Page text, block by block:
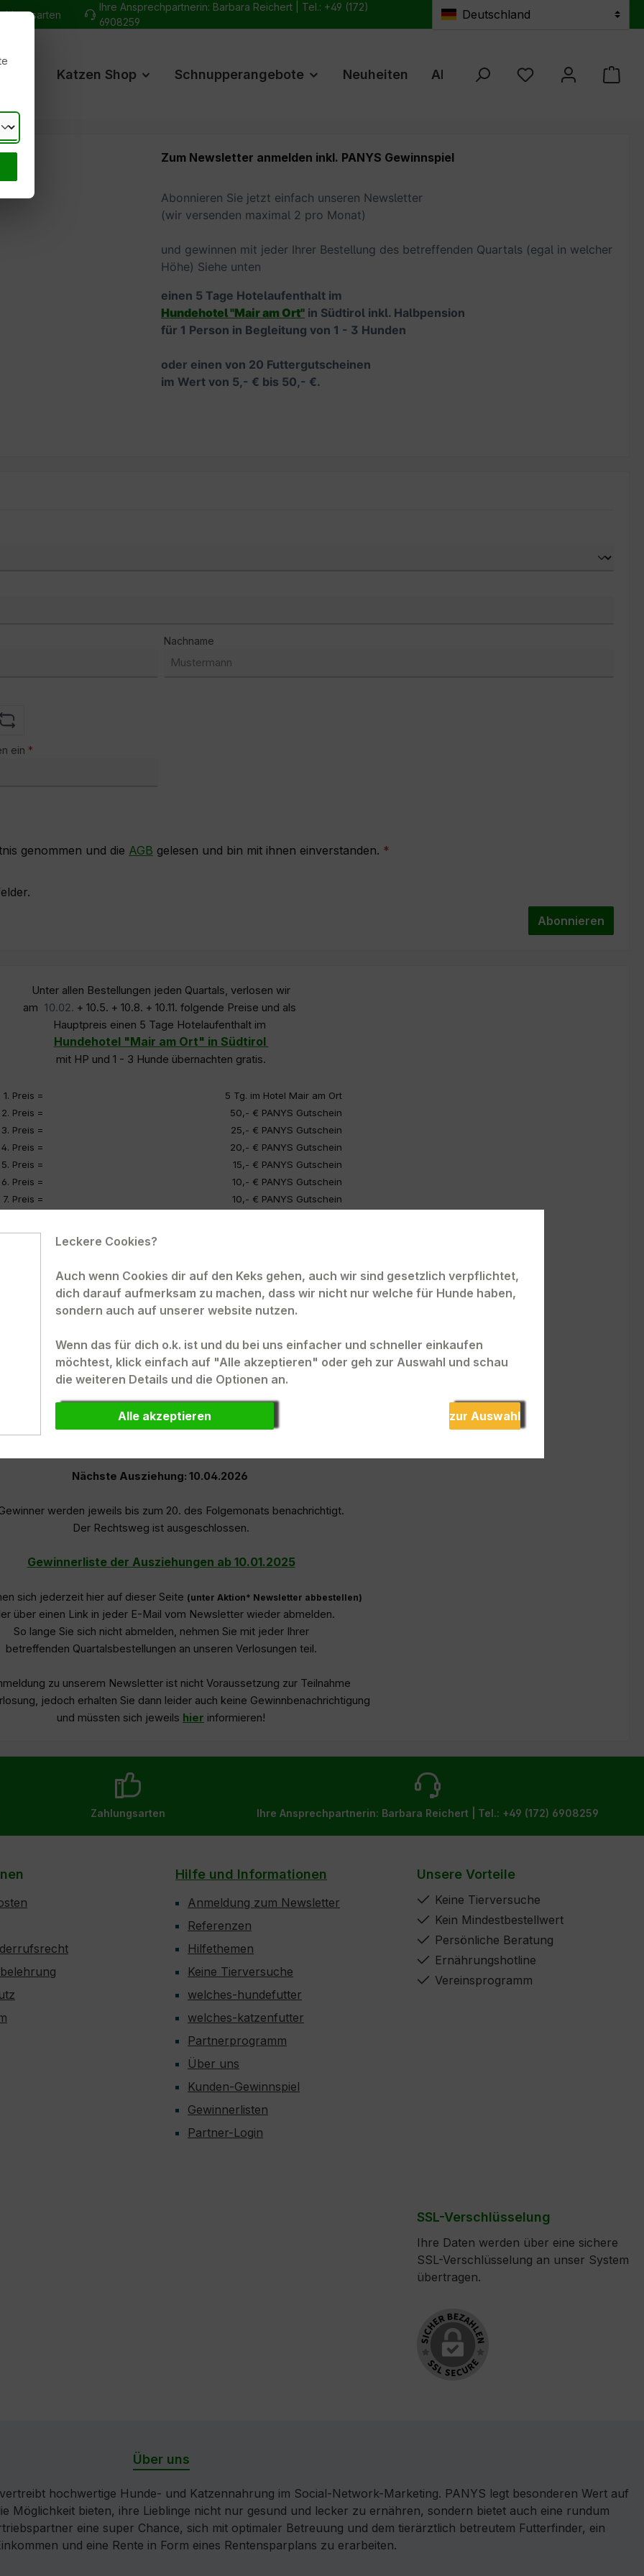
Ihre Ansprechpartnerin: Barbara Reichert | Tel.: +49 (172)
6908259
Deutschland
Katzen Shop Schnupperangebote Neuheiten Aktuelles Züchterprogramm
Du hast 0 Produkte
Zum Newsletter anmelden inkl. PANYS Gewinnspiel
Abonnieren Sie jetzt einfach unseren Newsletter
(wir versenden maximal 2 pro Monat)
und gewinnen mit jeder Ihrer Bestellung des betreffenden Quartals (egal in welcher
Höhe) Siehe unten
einen 5 Tage Hotelaufenthalt im
Hundehotel "Mair am Ort" in Südtirol inkl. Halbpension
für 1 Person in Begleitung von 1 - 3 Hunden
oder einen von 20 Futtergutscheinen
im Wert von 5,- € bis 50,- €.
Nachname
ein *
genommen und die AGB gelesen und bin mit ihnen einverstanden. *
Abonnieren
Unter allen Bestellungen jeden Quartals, verlosen wir
am 10.02. + 10.5. + 10.8. + 10.11. folgende Preise und als
Hauptpreis einen 5 Tage Hotelaufenthalt im
Hundehotel "Mair am Ort" in Südtirol
mit HP und 1 - 3 Hunde übernachten gratis.
1. Preis =
2. Preis =
3. Preis =
4. Preis =
5. Preis =
6. Preis =
7. Preis =
Preis =
5 Tg. im Hotel Mair am Ort
50,- € PANYS Gutschein
25,- € PANYS Gutschein
20,- € PANYS Gutschein
15,- € PANYS Gutschein
10,- € PANYS Gutschein
10,- € PANYS Gutschein
5,- € PANYS Gutschein
5,- € PANYS Gutschein
5,- € PANYS Gutschein
5,- € PANYS Gutschein
Nächste Ausziehung: 10.04.2026
werden jeweils bis zum 20. des Folgemonats benachrichtigt.
Der Rechtsweg ist ausgeschlossen.
Gewinnerliste der Ausziehungen ab 10.01.2025
sich jederzeit hier auf dieser Seite (unter Aktion* Newsletter abbestellen)
über einen Link in jeder E-Mail vom Newsletter wieder abmelden.
So lange Sie sich nicht abmelden, nehmen Sie mit jeder Ihrer
betreffenden Quartalsbestellungen an unseren Verlosungen teil.
zu unserem Newsletter ist nicht Voraussetzung zur Teilnahme
jedoch erhalten Sie dann leider auch keine Gewinnbenachrichtigung
und müssten sich jeweils hier informieren!
Zahlungsarten Ihre Ansprechpartnerin: Barbara Reichert | Tel.: +49 (172) 6908259
Hilfe und Informationen
Anmeldung zum Newsletter
Referenzen
Hilfethemen
Keine Tierversuche
welches-hundefutter
welches-katzenfutter
Partnerprogramm
Über uns
Kunden-Gewinnspiel
Gewinnerlisten
Partner-Login
Unsere Vorteile
Keine Tierversuche
Kein Mindestbestellwert
Persönliche Beratung
Ernährungshotline
Vereinsprogramm
SSL-Verschlüsselung
Ihre Daten werden über eine sichere
SSL-Verschlüsselung an unser System
übertragen.
Über uns
hochwertige Hunde- und Katzennahrung im Social-Network-Marketing. PANYS legt besonderen Wert auf
Möglichkeit bieten, ihre Lieblinge nicht nur gesund und lecker zu ernähren, sondern bietet auch eine rundum
eine super Chance, sich mit optimaler Betreuung und dem tierärztlich betreutem Futterfinder, ein
und eine Rente in Form eines Rentensparplans zu erarbeiten.
Leckere Cookies?
Auch wenn Cookies dir auf den Keks gehen, auch wir sind gesetzlich verpflichtet,
dich darauf aufmerksam zu machen, dass wir nicht nur welche für Hunde haben,
sondern auch auf unserer website nutzen.
Wenn das für dich o.k. ist und du bei uns einfacher und schneller einkaufen
möchtest, klick einfach auf "Alle akzeptieren" oder geh zur Auswahl und schau
die weiteren Details und die Optionen an.
Alle akzeptieren zur Auswahl